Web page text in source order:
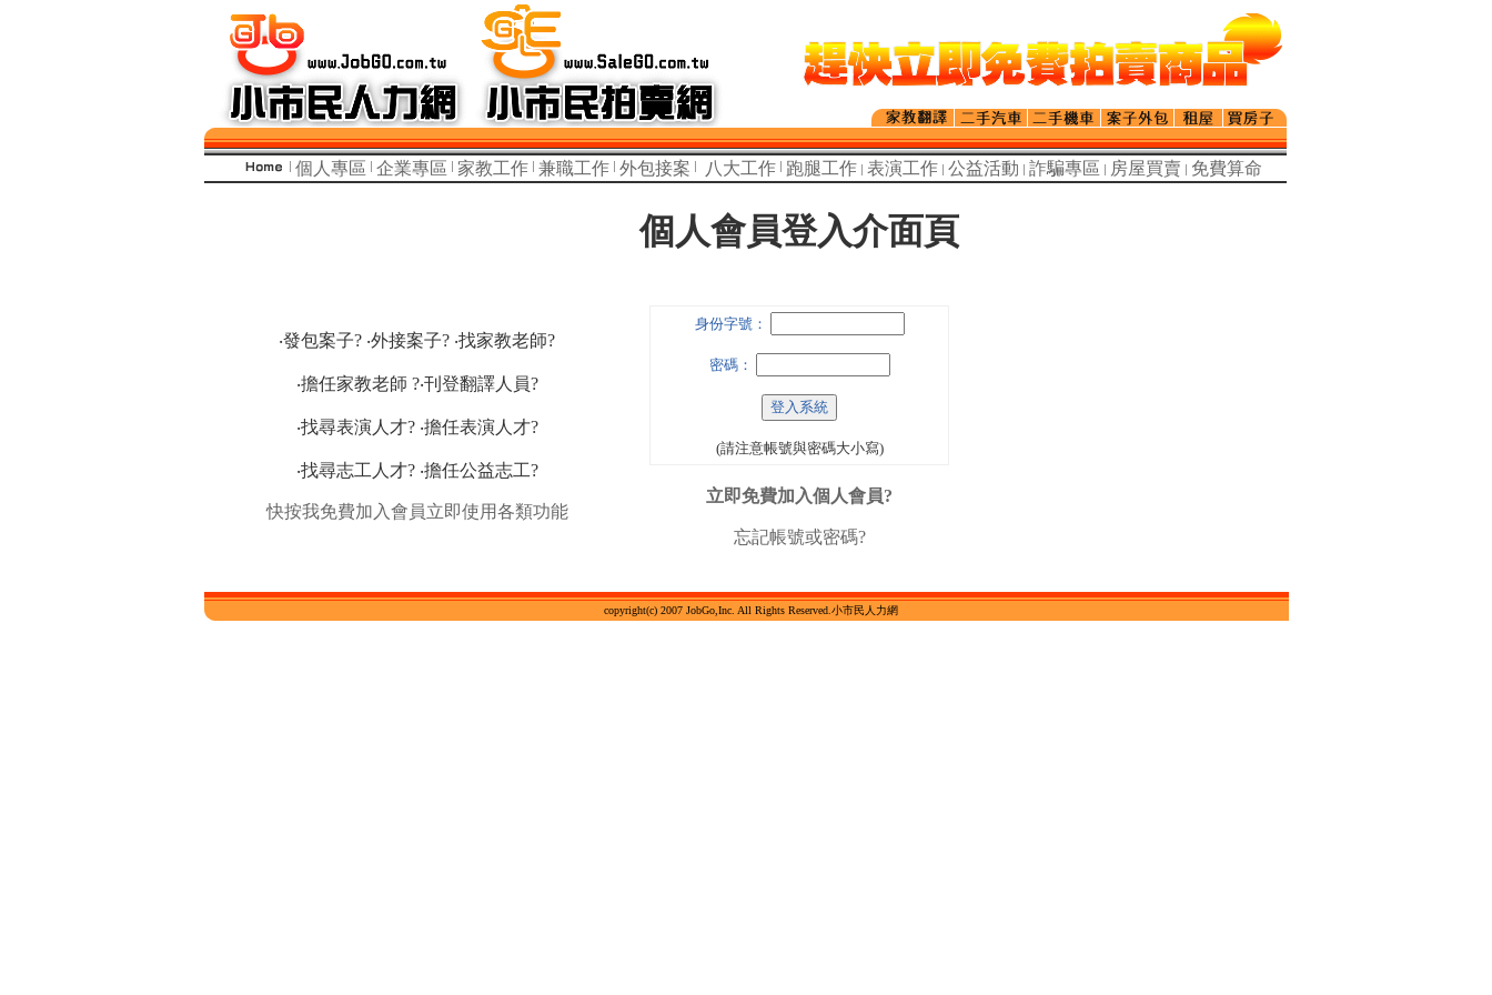
個人專區 企業專區 家教工作 兼職工作 外包接案 八大工作 跑腿工作 表演工作 公益活動 詐騙專區 房屋買賣 免費算命
個人會員登入介面頁
‧發包案子? ‧外接案子? ‧找家教老師?
‧擔任家教老師 ?‧刊登翻譯人員?
‧找尋表演人才? ‧擔任表演人才?
‧找尋志工人才? ‧擔任公益志工?
快按我免費加入會員立即使用各類功能
身份字號：
密碼：
(請注意帳號與密碼大小寫)
立即免費加入個人會員?
忘記帳號或密碼?
copyright(c) 2007 JobGo,Inc. All Rights Reserved.小市民人力網